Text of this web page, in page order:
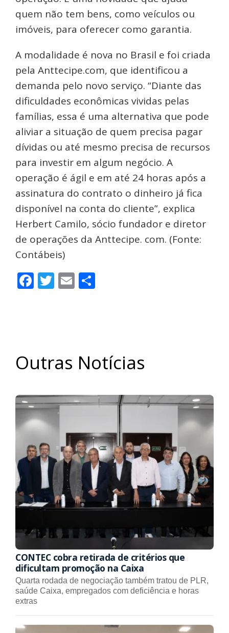
quem não tem bens, como veículos ou
imóveis, para oferecer como garantia.
A modalidade é nova no Brasil e foi criada
pela Anttecipe.com, que identificou a
demanda pelo novo serviço. “Diante das
dificuldades econômicas vividas pelas
famílias, essa é uma alternativa que pode
aliviar a situação de quem precisa pagar
dívidas ou até mesmo precisa de recursos
para investir em algum negócio. A
operação é ágil e em até 24 horas após a
assinatura do contrato o dinheiro já fica
disponível na conta do cliente”, explica
Herbert Camilo, sócio fundador e diretor
de operações da Anttecipe. com. (Fonte:
Contábeis)
Facebook
Twitter
Email
Outras Notícias
CONTEC cobra retirada de critérios que
dificultam promoção na Caixa
Quarta rodada de negociação também tratou de PLR,
saúde Caixa, empregados com deficiência e horas
extras